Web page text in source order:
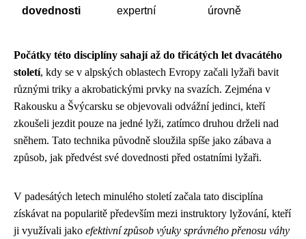
dovednosti expertní úrovně
Počátky této disciplíny sahají až do třicátých let dvacátého
století, kdy se v alpských oblastech Evropy začali lyžaři bavit
různými triky a akrobatickými prvky na svazích. Zejména v
Rakousku a Švýcarsku se objevovali odvážní jedinci, kteří
zkoušeli jezdit pouze na jedné lyži, zatímco druhou drželi nad
sněhem. Tato technika původně sloužila spíše jako zábava a
způsob, jak předvést své dovednosti před ostatními lyžaři.
V padesátých letech minulého století začala tato disciplína
získávat na popularitě především mezi instruktory lyžování, kteří
ji využívali jako efektivní způsob výuky správného přenosu váhy